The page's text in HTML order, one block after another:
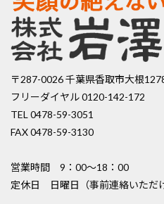
〒287-0026 千葉県香取市大根
フリーダイヤル 0120-142-172
TEL 0478-59-3051
FAX 0478-59-3130
営業時間 9：00〜18：00
定休日 日曜日（事前連絡いただ